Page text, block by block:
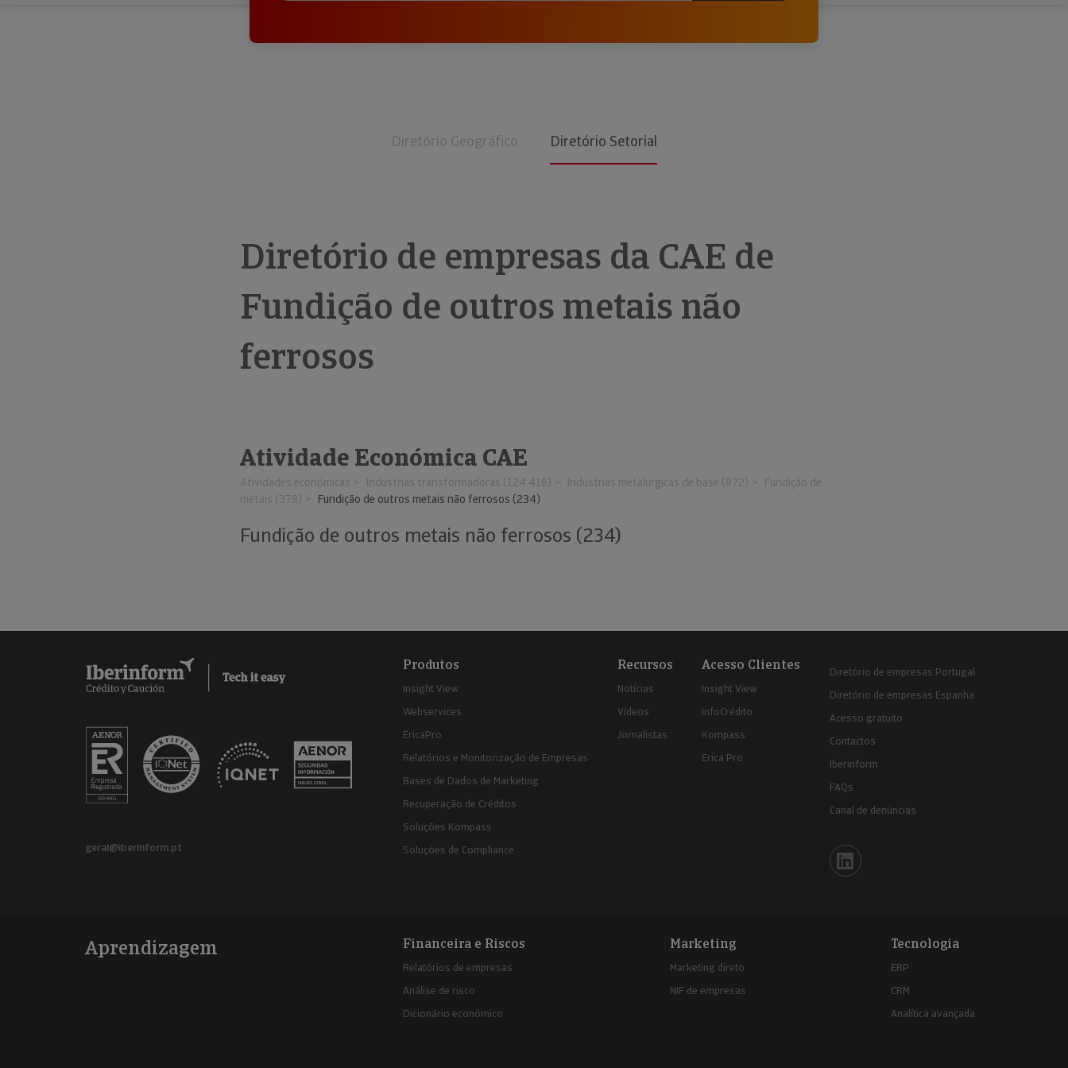
seus clientes.
Diretório Geográfico Diretório Setorial
Diretório de empresas da CAE de
Fundição de outros metais não
ferrosos
Atividade Económica CAE
Atividades económicas Indústrias transformadoras (124.416) Indústrias metalúrgicas de base (872)
Fundição de
metais (378)
Fundição de outros metais não ferrosos (234)
Fundição de outros metais não ferrosos (234)
geral@iberinform.pt
Produtos
Insight View
Webservices
EricaPro
Relatórios e Monitorização de Empresas
Bases de Dados de Marketing
Recuperação de Créditos
Soluções Kompass
Soluções de Compliance
Recursos
Notícias
Vídeos
Jornalistas
Acesso Clientes
Insight View
InfoCrédito
Kompass
Erica Pro
Diretório de empresas Portugal
Diretório de empresas Espanha
Acesso gratuito
Contactos
Iberinform
FAQs
Canal de denúncias
Iberinform en Linkedin
Aprendizagem Financeira e Riscos
Relatórios de empresas
Análise de risco
Dicionário económico
Marketing
Marketing direto
NIF de empresas
Tecnologia
ERP
CRM
Analítica avançada